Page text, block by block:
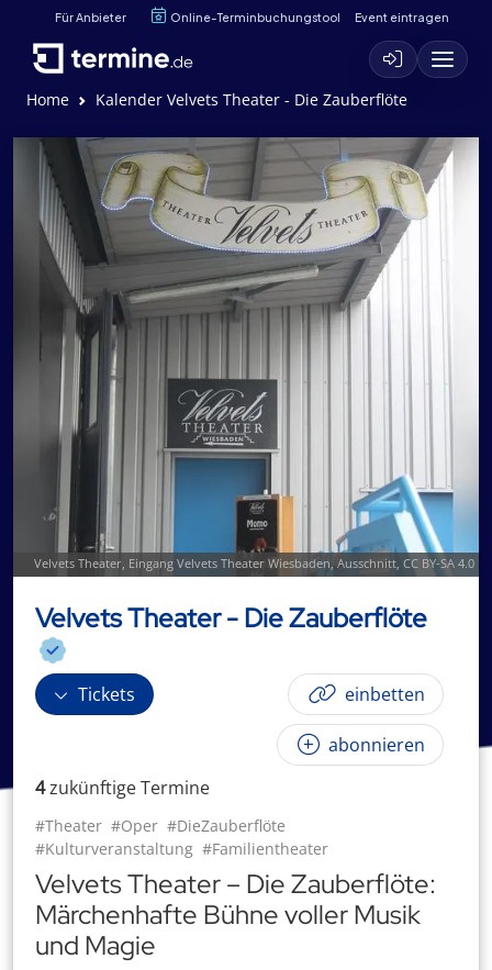
Für Anbieter Online-Terminbuchungstool Event eintragen
Home Kalender Velvets Theater - Die Zauberflöte
Velvets Theater, Eingang Velvets Theater Wiesbaden, Ausschnitt, CC BY-SA 4.0
Velvets Theater - Die Zauberflöte
Tickets einbetten
abonnieren
4zukünftigeTermine
#Theater #Oper #DieZauberflöte
#Kulturveranstaltung #Familientheater
Velvets Theater – Die Zauberflöte:
Märchenhafte Bühne voller Musik
und Magie